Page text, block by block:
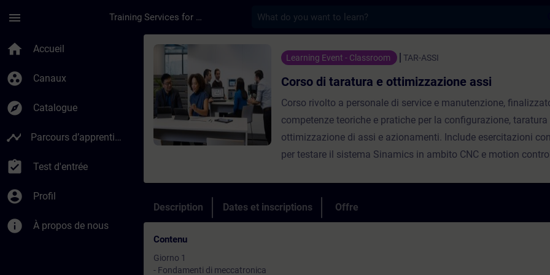
menu Training Services for Digital Industries
home Accueil
group_work Canaux
explore Catalogue
timeline Parcours d’apprentissage
assignment_turned_in Test d'entrée
account_circle Profil
info À propos de nous
Cours - Corso di taratura e ottimizzazione assi -
Learning Event - Classroom TAR-ASSI
Corso di taratura e ottimizzazione assi
Corso rivolto a personale di service e manutenzione,
competenze teoriche e pratiche per la configurazione, taratura
ottimizzazione di assi e azionamenti. Include esercitazioni
per testare il sistema Sinamics in ambito CNC e motion
Description Dates et inscriptions Offre
Contenu
Giorno 1
- Fondamenti di meccatronica